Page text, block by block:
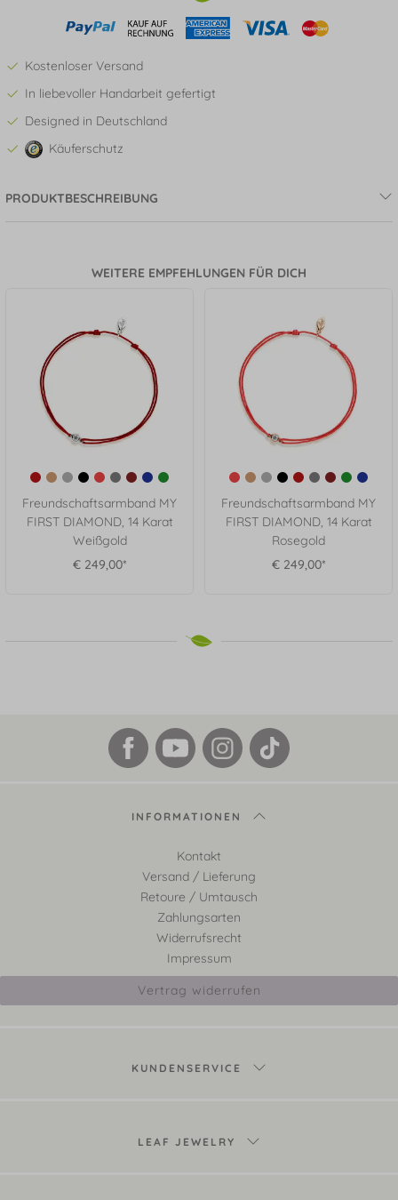
Kostenloser Versand
In liebevoller Handarbeit gefertigt
Designed in Deutschland
Käuferschutz
PRODUKTBESCHREIBUNG
WEITERE EMPFEHLUNGEN FÜR DICH
Freundschaftsarmband MY
FIRST DIAMOND, 14 Karat
Weißgold
€ 249,00*
Freundschaftsarmband MY
FIRST DIAMOND, 14 Karat
Rosegold
€ 249,00*
INFORMATIONEN
Kontakt
Versand / Lieferung
Retoure / Umtausch
Zahlungsarten
Widerrufsrecht
Impressum
Vertrag widerrufen
KUNDENSERVICE
LEAF JEWELRY